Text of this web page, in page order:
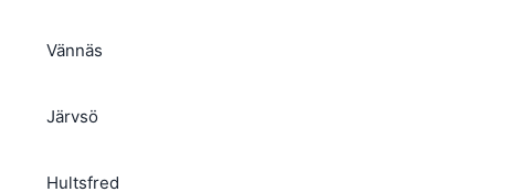
Vännäs
Järvsö
Hultsfred